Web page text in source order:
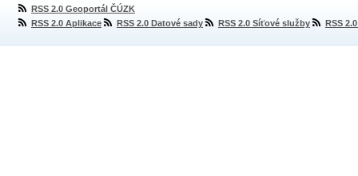
RSS 2.0 Geoportál ČÚZK
RSS 2.0 Aplikace
RSS 2.0 Datové sady RSS 2.0 Síťové služby RSS